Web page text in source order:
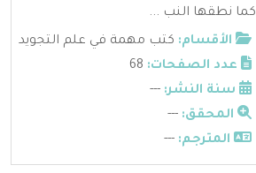
كما نطقها النب ...
الأقسام: كتب مهمة في علم التجويد
عدد الصفحات:
سنة النشر: ---
المحقق: ---
المترجم: ---